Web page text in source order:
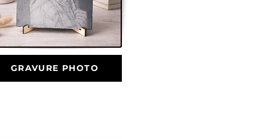
GRAVURE PHOTO